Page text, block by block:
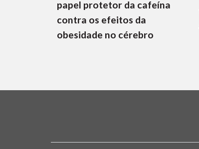
papel protetor da cafeína
contra os efeitos da
obesidade no cérebro